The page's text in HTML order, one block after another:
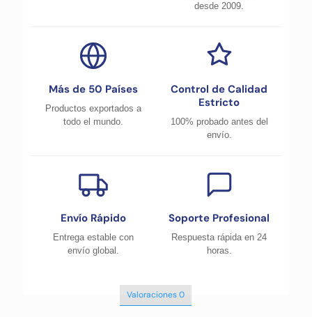
desde 2009.
Más de 50 Países
Productos exportados a
todo el mundo.
Control de Calidad
Estricto
100% probado antes del
envío.
Envío Rápido
Entrega estable con
envío global.
Soporte Profesional
Respuesta rápida en 24
horas.
Valoraciones0